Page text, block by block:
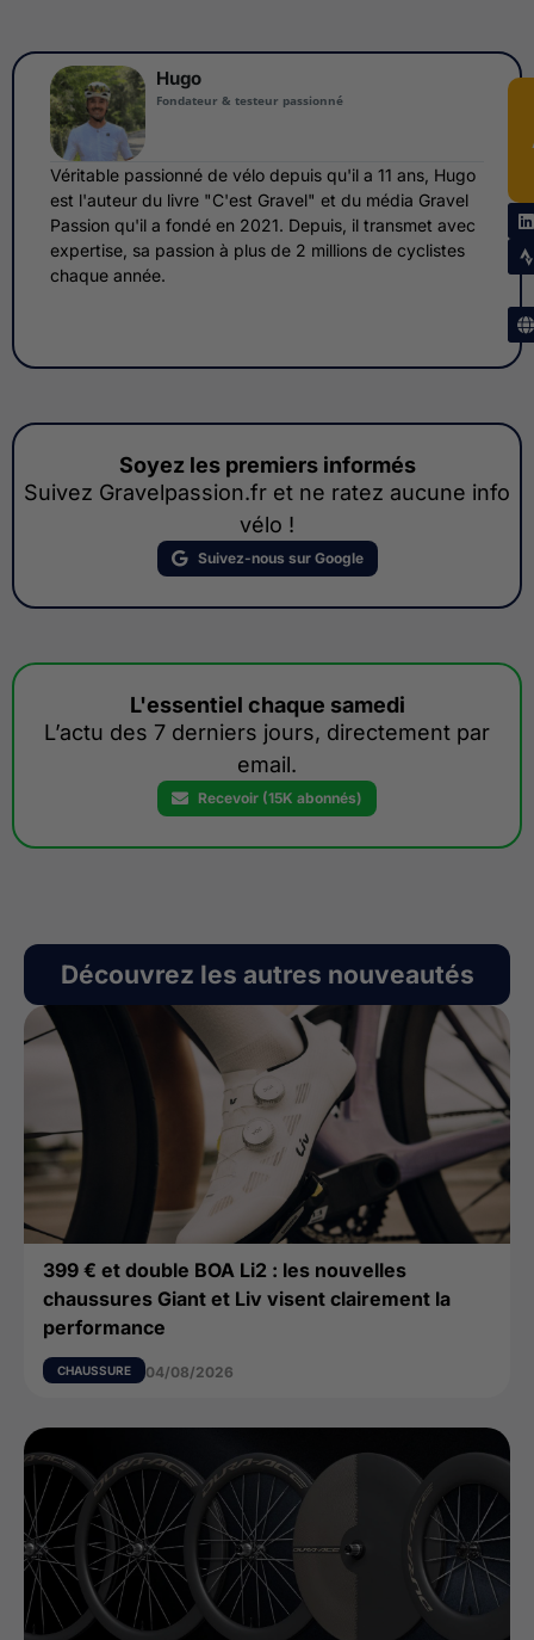
Hugo
Fondateur & testeur passionné
Véritable passionné de vélo depuis qu'il a 11 ans, Hugo
est l'auteur du livre "C'est Gravel" et du média Gravel
Passion qu'il a fondé en 2021. Depuis, il transmet avec
expertise, sa passion à plus de 2 millions de cyclistes
chaque année.
Soyez les premiers informés
Suivez Gravelpassion.fr et ne ratez aucune info
vélo !
Suivez-nous sur Google
L'essentiel chaque samedi
L’actu des 7 derniers jours, directement par
email.
Recevoir (15K abonnés)
Découvrez les autres nouveautés
399 € et double BOA Li2 : les nouvelles
chaussures Giant et Liv visent clairement la
performance
CHAUSSURE 04/08/2026